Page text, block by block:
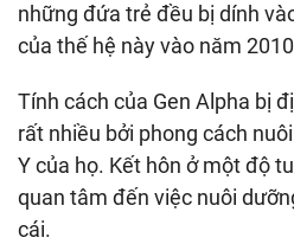
những đứa trẻ đều bị dính
của thế hệ này vào năm
Tính cách của Gen Alpha bị
rất nhiều bởi phong cách
Y của họ. Kết hôn ở một độ
quan tâm đến việc nuôi
cái.